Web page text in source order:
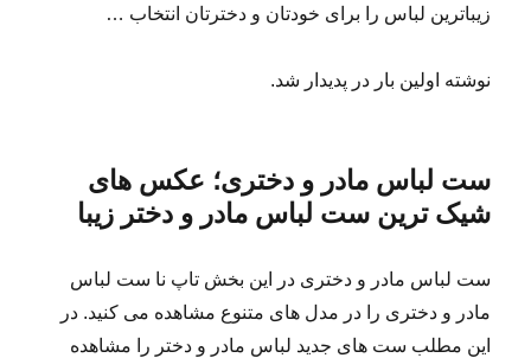
زیباترین لباس را برای خودتان و دخترتان انتخاب …
نوشته اولین بار در پدیدار شد.
ست لباس مادر و دختری؛ عکس های
شیک ترین ست لباس مادر و دختر زیبا
ست لباس مادر و دختری در این بخش تاپ نا ست لباس
مادر و دختری را در مدل های متنوع مشاهده می کنید. در
این مطلب ست های جدید لباس مادر و دختر را مشاهده